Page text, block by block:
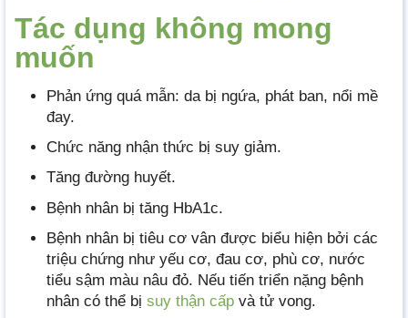
Tác dụng không mong
muốn
Phản ứng quá mẫn: da bị ngứa, phát ban, nổi mề
đay.
Chức năng nhận thức bị suy giảm.
Tăng đường huyết.
Bệnh nhân bị tăng HbA1c.
Bệnh nhân bị tiêu cơ vân được biểu hiện bởi các
triệu chứng như yếu cơ, đau cơ, phù cơ, nước
tiểu sậm màu nâu đỏ. Nếu tiến triển nặng bệnh
nhân có thể bị suy thận cấp và tử vong.